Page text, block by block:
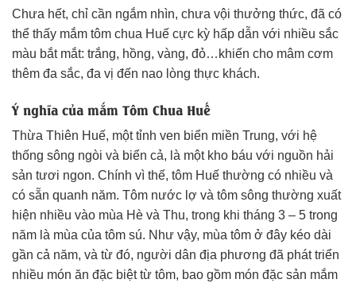
Chưa hết, chỉ cần ngắm nhìn, chưa vội thưởng thức, đã có
thể thấy mắm tôm chua Huế cực kỳ hấp dẫn với nhiều sắc
màu bắt mắt: trắng, hồng, vàng, đỏ…khiến cho mâm cơm
thêm đa sắc, đa vị đến nao lòng thực khách.
Ý nghĩa của mắm Tôm Chua Huế
Thừa Thiên Huế, một tỉnh ven biển miền Trung, với hệ
thống sông ngòi và biển cả, là một kho báu với nguồn hải
sản tươi ngon. Chính vì thế, tôm Huế thường có nhiều và
có sẵn quanh năm. Tôm nước lợ và tôm sông thường xuất
hiện nhiều vào mùa Hè và Thu, trong khi tháng 3 – 5 trong
năm là mùa của tôm sú. Như vậy, mùa tôm ở đây kéo dài
gần cả năm, và từ đó, người dân địa phương đã phát triển
nhiều món ăn đặc biệt từ tôm, bao gồm món đặc sản mắm